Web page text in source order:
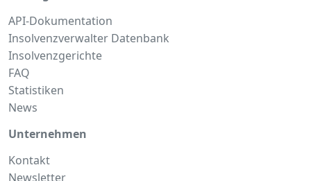
API-Dokumentation
Insolvenzverwalter Datenbank
Insolvenzgerichte
FAQ
Statistiken
News
Unternehmen
Kontakt
Newsletter